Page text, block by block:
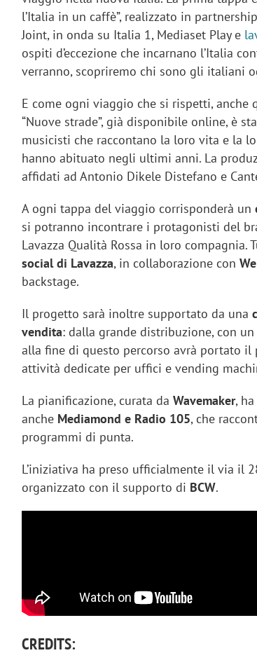
l’Italia in un caffè”, realizzato in
Joint, in onda su Italia 1, Mediaset Play e
ospiti d’eccezione che incarnano l’Italia
verranno, scopriremo chi sono gli italiani
E come ogni viaggio che si rispetti, anche
“Nuove strade”, già disponibile online, è
musicisti che raccontano la loro vita e la
hanno abituato negli ultimi anni. La
affidati ad Antonio Dikele Distefano e
A ogni tappa del viaggio corrisponderà un
si potranno incontrare i protagonisti del
Lavazza Qualità Rossa in loro compagnia.
social di Lavazza, in collaborazione con
backstage.
Il progetto sarà inoltre supportato da una
vendita: dalla grande distribuzione, con
alla fine di questo percorso avrà portato il
attività dedicate per uffici e vending
La pianificazione, curata daWavemaker,
anche Mediamond e Radio 105, che
programmi di punta.
L’iniziativa ha preso ufficialmente il via il
organizzato con il supporto di BCW.
CREDITS: